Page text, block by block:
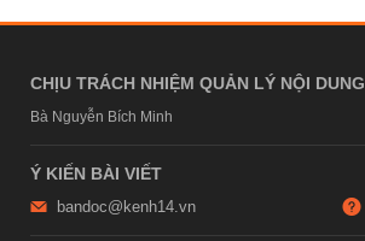
CHỊU TRÁCH NHIỆM QUẢN LÝ NỘI DUNG
Bà Nguyễn Bích Minh
Ý KIẾN BÀI VIẾT
bandoc@kenh14.vn